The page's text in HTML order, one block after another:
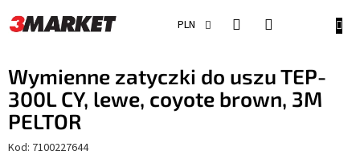
do
treści
PLN
Wymienne zatyczki do uszu TEP-
300L CY, lewe, coyote brown, 3M
PELTOR
Kod: 7100227644